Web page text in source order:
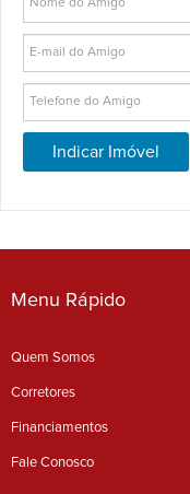
Menu Rápido
Quem Somos
Corretores
Financiamentos
Fale Conosco